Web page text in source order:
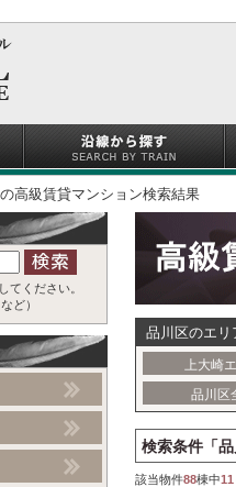
の高級賃貸マンション検索結果
品川区のエリ
上大崎
品川区
検索条件「
該当物件88棟中11
てください。
ど）